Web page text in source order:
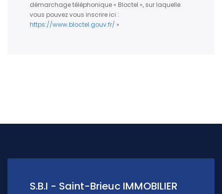
démarchage téléphonique « Bloctel », sur laquelle
vous pouvez vous inscrire ici :
https://www.bloctel.gouv.fr/ »
S.B.I - Saint-Brieuc IMMOBILIER